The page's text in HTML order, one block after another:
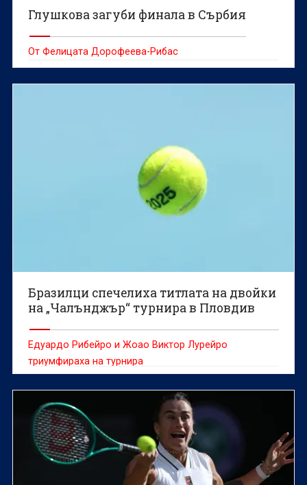
Глушкова загуби финала в Сърбия
От Фелицата Дорофеева-Рибас
Бразилци спечелиха титлата на двойки
на „Чалънджър“ турнира в Пловдив
Едуардо Рибейро и Жоао Виктор Лурейро
триумфираха на турнира